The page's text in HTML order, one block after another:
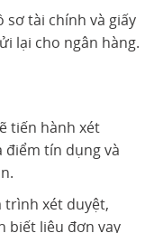
sơ tài chính và giấy
lại cho ngân hàng.
tiến hành xét
điểm tín dụng và
trình xét duyệt,
biết liệu đơn vay